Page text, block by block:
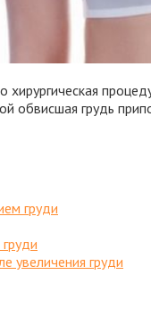
хирургическая
обвисшая грудь
груди
увеличения груди